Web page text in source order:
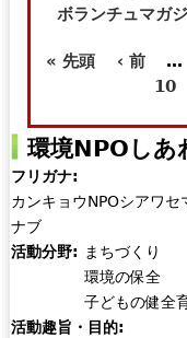
i
)
a
ボランチュマガ
ペ
ジ
« 先頭 ‹ 前 …
10
環境NPOしあ
フリガナ:
カンキョウNPOシアワ
ナブ
活動分野:
まちづくり
環境の保全
子どもの健全
活動趣旨・目的: